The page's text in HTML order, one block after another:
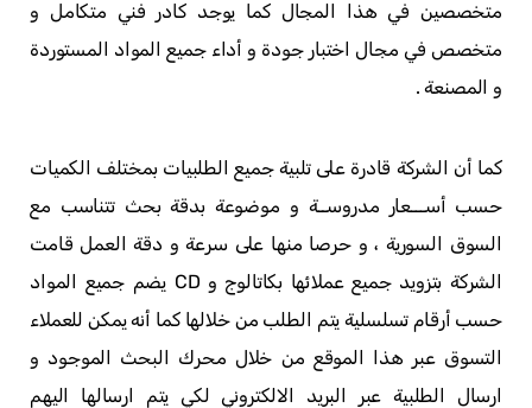
متخصصين في هذا المجال كما يوجد كادر فني متكامل و
متخصص في مجال اختبار جودة و أداء جميع المواد المستوردة
و المصنعة .
كما أن الشركة قادرة على تلبية جميع الطلبيات بمختلف الكميات
حسب أســـعار مدروســة و موضوعة بدقة بحث تتناسب مع
السوق السورية ، و حرصا منها على سرعة و دقة العمل قامت
الشركة بتزويد جميع عملائها بكاتالوج و CD يضم جميع المواد
حسب أرقام تسلسلية يتم الطلب من خلالها كما أنه يمكن للعملاء
التسوق عبر هذا الموقع من خلال محرك البحث الموجود و
ارسال الطلبية عبر البريد الالكتروني لكي يتم ارسالها اليهم